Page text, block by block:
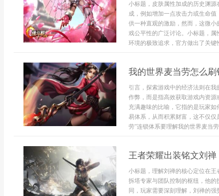
小标题，皮肤属性加成的历史渊
成，例如增加一点攻击力或生命
供一种直观的激励，然而，这微
戏公平性的广泛讨论。小标题，
环境的极致追求，官方做出了关键
我的世界麦当劳怎么
引言，探索游戏中的经济法则在
作弊，而是指高效获取游戏内资
充满趣味的比喻，它指的是玩家
易体系，从而积累财富，这不仅
劳”连锁体系要理解我的世界麦当
王者荣耀出装铭文刘
小标题，理解刘禅的核心定位在
拆塔专家与团队控制的枢纽，他
同，玩家需要深刻理解，刘禅的